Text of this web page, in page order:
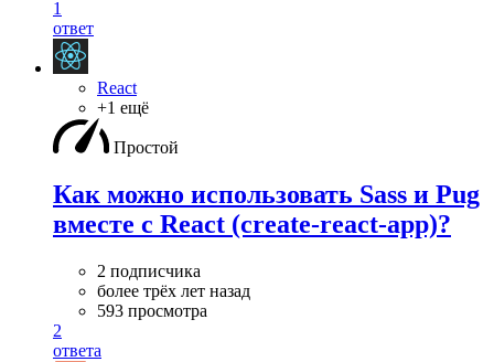
1
ответ
React
+1 ещё
Простой
Как можно использовать Sass и Pug
вместе с React (create-react-app)?
2 подписчика
более трёх лет назад
593 просмотра
2
ответа